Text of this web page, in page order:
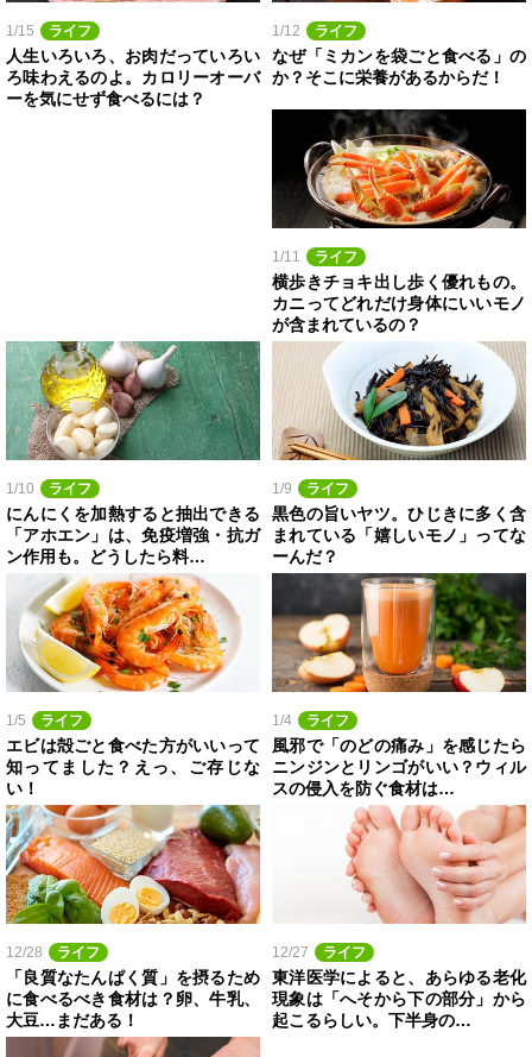
1/15 ライフ
人生いろいろ、お肉だっていろい
ろ味わえるのよ。カロリーオーバ
ーを気にせず食べるには？
1/12 ライフ
なぜ「ミカンを袋ごと食べる」の
か？そこに栄養があるからだ！
1/11 ライフ
横歩きチョキ出し歩く優れもの。
カニってどれだけ身体にいいモノ
が含まれているの？
1/10 ライフ
にんにくを加熱すると抽出できる
「アホエン」は、免疫増強・抗ガ
ン作用も。どうしたら料…
1/9 ライフ
黒色の旨いヤツ。ひじきに多く含
まれている「嬉しいモノ」ってな
ーんだ？
1/5 ライフ
エビは殻ごと食べた方がいいって
知ってました？えっ、ご存じな
い！
1/4 ライフ
風邪で「のどの痛み」を感じたら
ニンジンとリンゴがいい？ウィル
スの侵入を防ぐ食材は…
12/28 ライフ
「良質なたんぱく質」を摂るため
に食べるべき食材は？卵、牛乳、
大豆…まだある！
12/27 ライフ
東洋医学によると、あらゆる老化
現象は「へそから下の部分」から
起こるらしい。下半身の…